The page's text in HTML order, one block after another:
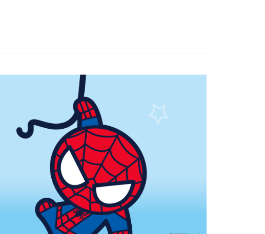
每筆NT$80，滿NT$859(含以上)免運費
每筆NT$85，滿NT$859(含以上)免運費